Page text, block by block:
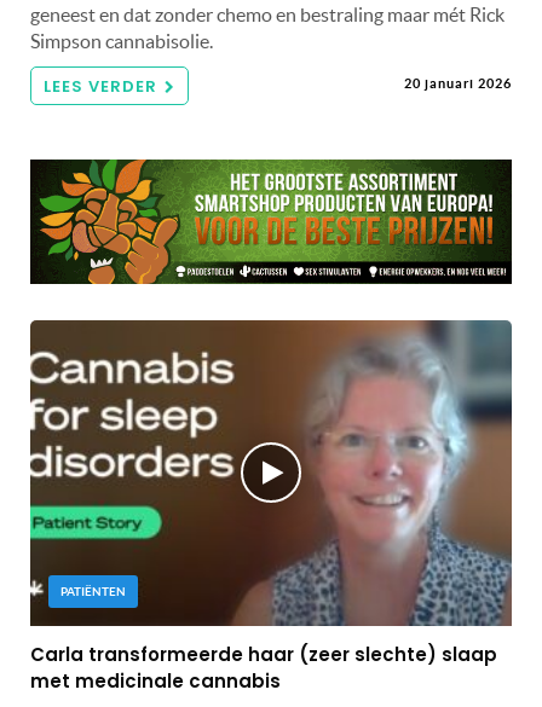
geneest en dat zonder chemo en bestraling maar mét Rick
Simpson cannabisolie.
LEES VERDER 20 januari 2026
PATIËNTEN
Carla transformeerde haar (zeer slechte) slaap
met medicinale cannabis